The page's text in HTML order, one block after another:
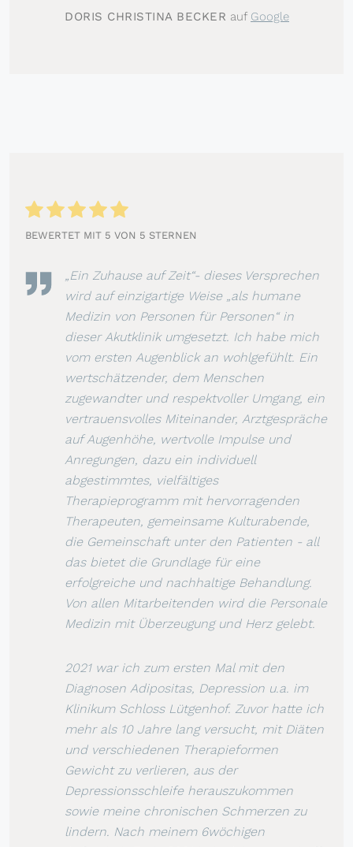
DORIS CHRISTINA BECKER auf Google
BEWERTET MIT 5 VON 5 STERNEN
„Ein Zuhause auf Zeit“- dieses Versprechen
wird auf einzigartige Weise „als humane
Medizin von Personen für Personen“ in
dieser Akutklinik umgesetzt. Ich habe mich
vom ersten Augenblick an wohlgefühlt. Ein
wertschätzender, dem Menschen
zugewandter und respektvoller Umgang, ein
vertrauensvolles Miteinander, Arztgespräche
auf Augenhöhe, wertvolle Impulse und
Anregungen, dazu ein individuell
abgestimmtes, vielfältiges
Therapieprogramm mit hervorragenden
Therapeuten, gemeinsame Kulturabende,
die Gemeinschaft unter den Patienten - all
das bietet die Grundlage für eine
erfolgreiche und nachhaltige Behandlung.
Von allen Mitarbeitenden wird die Personale
Medizin mit Überzeugung und Herz gelebt.
2021 war ich zum ersten Mal mit den
Diagnosen Adipositas, Depression u.a. im
Klinikum Schloss Lütgenhof. Zuvor hatte ich
mehr als 10 Jahre lang versucht, mit Diäten
und verschiedenen Therapieformen
Gewicht zu verlieren, aus der
Depressionsschleife herauszukommen
sowie meine chronischen Schmerzen zu
lindern. Nach meinem 6wöchigen